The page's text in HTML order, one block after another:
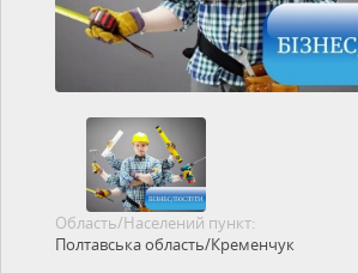
Область/Населений пункт:
Полтавська область/Кременчук